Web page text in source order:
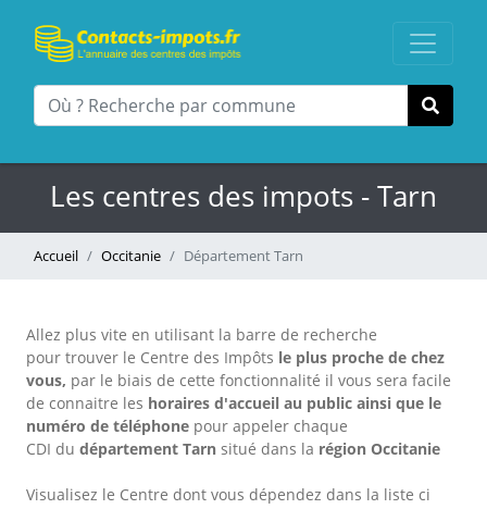
Les centres des impots - Tarn
Accueil Occitanie Département Tarn
Allez plus vite en utilisant la barre de recherche
pour trouver le Centre des Impôts le plus proche de chez
vous, par le biais de cette fonctionnalité il vous sera facile
de connaitre les horaires d'accueil au public ainsi que le
numéro de téléphone pour appeler chaque
CDI du département Tarn situé dans la région Occitanie
Visualisez le Centre dont vous dépendez dans la liste ci